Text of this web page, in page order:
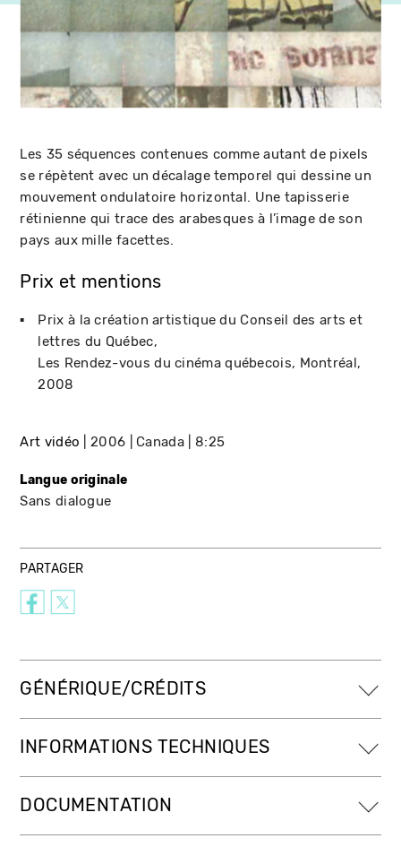
Les 35 séquences contenues comme autant de pixels
se répètent avec un décalage temporel qui dessine un
mouvement ondulatoire horizontal. Une tapisserie
rétinienne qui trace des arabesques à l’image de son
pays aux mille facettes.
Prix et mentions
Prix à la création artistique du Conseil des arts et
lettres du Québec
Les Rendez-vous du cinéma québecois
Montréal
2008
Art vidéo 2006 Canada 8:25
Langue originale
Sans dialogue
PARTAGER
GÉNÉRIQUE/CRÉDITS
INFORMATIONS TECHNIQUES
DOCUMENTATION